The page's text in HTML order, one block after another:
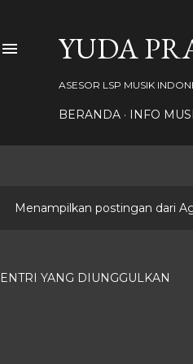
YUDA
ASESOR LSP MUSIK
BERANDA INFO
s
Menampilkan postingan dari
ENTRI YANG DIUNGGULKAN